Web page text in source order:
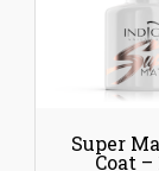
Super
Coat –